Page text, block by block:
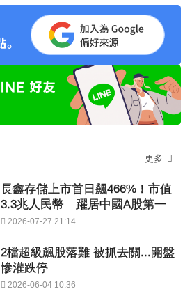
更多
長鑫存儲上市首日飆466%！市值
3.3兆人民幣 躍居中國A股第一
2026-07-27 21:14
2檔超級飆股落難 被抓去關...開盤
慘灌跌停
2026-06-04 10:36